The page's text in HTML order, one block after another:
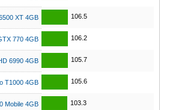
XT 4GB 106.5
770 4GB 106.2
6990 4GB 105.7
T1000 4GB 105.6
Mobile 4GB 103.3